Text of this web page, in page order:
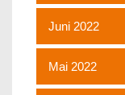
Juni 2022
Mai 2022